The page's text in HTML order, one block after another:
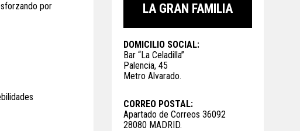
por
LA GRAN FAMILIA
DOMICILIO SOCIAL:
Bar “La Celadilla”
Palencia, 45
Metro Alvarado.
CORREO POSTAL:
Apartado de Correos 36092
28080 MADRID.